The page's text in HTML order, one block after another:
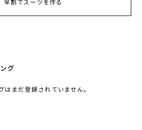
早割でスーツを作る
グ
はまだ登録されていません。